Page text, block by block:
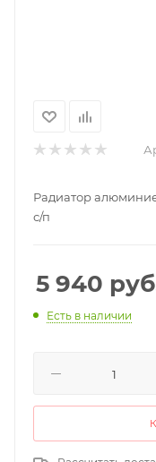
Радиатор
с/п
5 940
Есть в наличии